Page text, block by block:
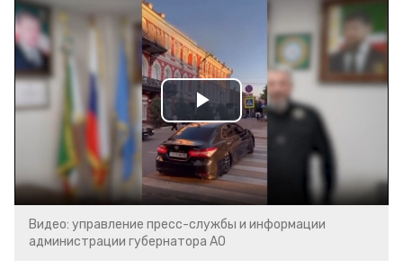
Play
Video
Видео: управление пресс-службы и информации
администрации губернатора АО